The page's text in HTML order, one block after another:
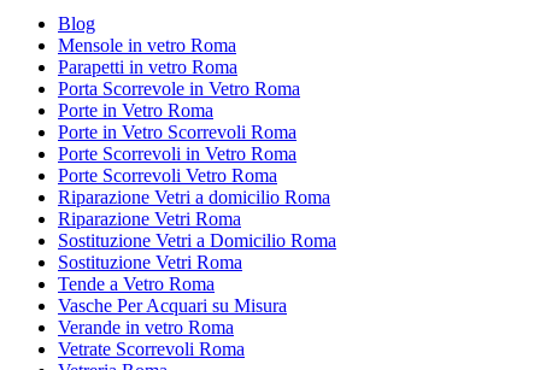
Blog
Mensole in vetro Roma
Parapetti in vetro Roma
Porta Scorrevole in Vetro Roma
Porte in Vetro Roma
Porte in Vetro Scorrevoli Roma
Porte Scorrevoli in Vetro Roma
Porte Scorrevoli Vetro Roma
Riparazione Vetri a domicilio Roma
Riparazione Vetri Roma
Sostituzione Vetri a Domicilio Roma
Sostituzione Vetri Roma
Tende a Vetro Roma
Vasche Per Acquari su Misura
Verande in vetro Roma
Vetrate Scorrevoli Roma